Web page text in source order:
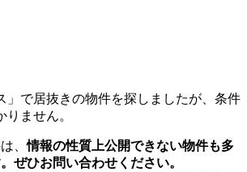
」で居抜きの物件を探しましたが、条件
ません。
、情報の性質上公開できない物件も多
ぜひお問い合わせください。